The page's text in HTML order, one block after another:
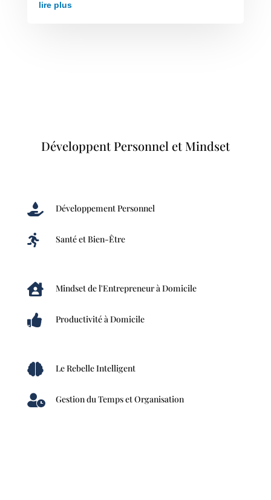
lire plus
Développent Personnel et Mindset
 Développement Personnel
 Santé et Bien-Être
 Mindset de l'Entrepreneur à Domicile
 Productivité à Domicile
 Le Rebelle Intelligent
 Gestion du Temps et Organisation